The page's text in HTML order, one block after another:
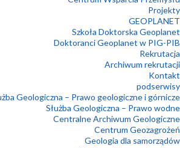
Projekty
GEOPLANET
Szkoła Doktorska Geoplanet
Doktoranci Geoplanet w PIG-PIB
Rekrutacja
Archiwum rekrutacji
Kontakt
podserwisy
Geologiczna – Prawo geologiczne i górnicze
Służba Geologiczna – Prawo wodne
Centralne Archiwum Geologiczne
Centrum Geozagrożeń
Geologia dla samorządów